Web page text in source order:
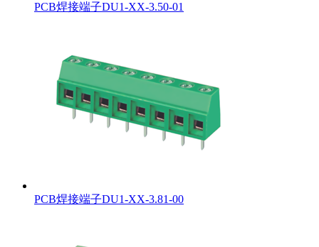
PCB焊接端子DU1-XX-3.50-01
PCB焊接端子DU1-XX-3.81-00